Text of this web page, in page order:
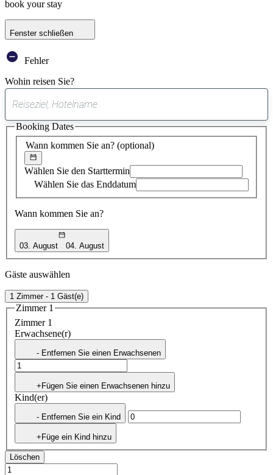
book your stay
Fenster schließen
Fehler
Wohin reisen Sie?
gefundener
Vorschlag
Wann kommen Sie an? (optional)
Wählen Sie den Starttermin
Wählen Sie das Enddatum
Wann kommen Sie an?
03. August 04. August
Booking Dates
Gäste auswählen
1 Zimmer - 1 Gäst(e)
Zimmer 1
Zimmer 1
Erwachsene(r)
- Entfernen Sie einen Erwachsenen
+Fügen Sie einen Erwachsenen hinzu
Kind(er)
- Entfernen Sie ein Kind
+Füge ein Kind hinzu
Löschen